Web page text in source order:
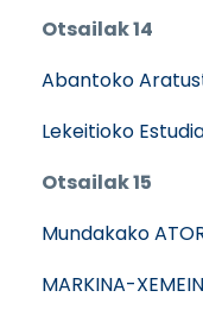
Otsailak 14
Abantoko
Lekeitioko
Otsailak 15
Mundakako
MARKINA-